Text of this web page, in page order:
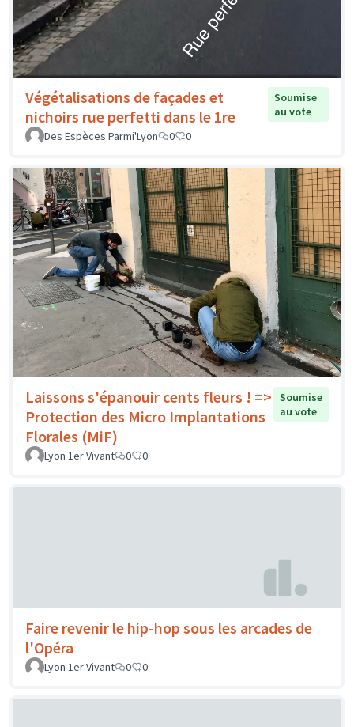
Végétalisations de façades et
nichoirs rue perfetti dans le 1re
Soumise
au vote
Des Espèces Parmi'Lyon
0 0
Laissons s'épanouir cents fleurs ! =>
Protection des Micro Implantations
Florales (MiF)
Soumise
au vote
Lyon 1er Vivant 0 0
Faire revenir le hip-hop sous les arcades de
l'Opéra
Lyon 1er Vivant 0 0